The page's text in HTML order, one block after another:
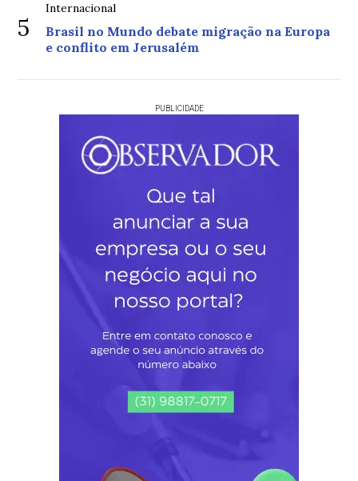
5
Internacional
Brasil no Mundo debate migração na Europa
e conflito em Jerusalém
PUBLICIDADE